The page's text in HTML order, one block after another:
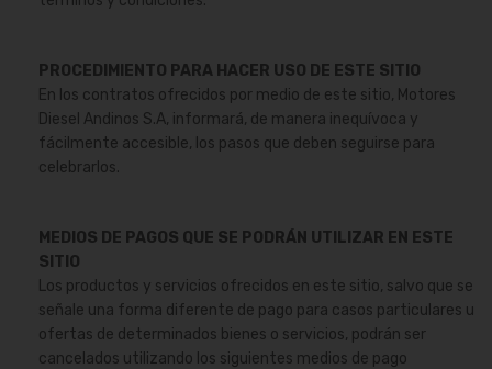
PROCEDIMIENTO PARA HACER USO DE ESTE SITIO
En los contratos ofrecidos por medio de este sitio, Motores
Diesel Andinos S.A, informará, de manera inequívoca y
fácilmente accesible, los pasos que deben seguirse para
celebrarlos.
MEDIOS DE PAGOS QUE SE PODRÁN UTILIZAR EN ESTE
SITIO
Los productos y servicios ofrecidos en este sitio, salvo que se
señale una forma diferente de pago para casos particulares u
ofertas de determinados bienes o servicios, podrán ser
cancelados utilizando los siguientes medios de pago